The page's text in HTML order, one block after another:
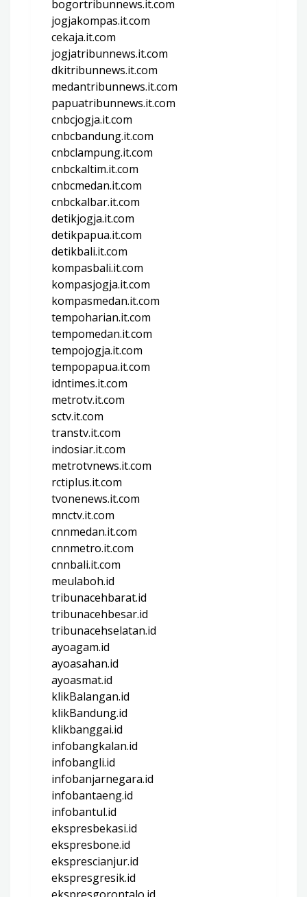
bogortribunnews.it.com
jogjakompas.it.com
cekaja.it.com
jogjatribunnews.it.com
dkitribunnews.it.com
medantribunnews.it.com
papuatribunnews.it.com
cnbcjogja.it.com
cnbcbandung.it.com
cnbclampung.it.com
cnbckaltim.it.com
cnbcmedan.it.com
cnbckalbar.it.com
detikjogja.it.com
detikpapua.it.com
detikbali.it.com
kompasbali.it.com
kompasjogja.it.com
kompasmedan.it.com
tempoharian.it.com
tempomedan.it.com
tempojogja.it.com
tempopapua.it.com
idntimes.it.com
metrotv.it.com
sctv.it.com
transtv.it.com
indosiar.it.com
metrotvnews.it.com
rctiplus.it.com
tvonenews.it.com
mnctv.it.com
cnnmedan.it.com
cnnmetro.it.com
cnnbali.it.com
meulaboh.id
tribunacehbarat.id
tribunacehbesar.id
tribunacehselatan.id
ayoagam.id
ayoasahan.id
ayoasmat.id
klikBalangan.id
klikBandung.id
klikbanggai.id
infobangkalan.id
infobangli.id
infobanjarnegara.id
infobantaeng.id
infobantul.id
ekspresbekasi.id
ekspresbone.id
eksprescianjur.id
ekspresgresik.id